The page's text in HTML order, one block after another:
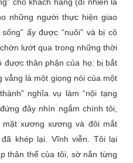
những người thực hiện giao
ấy được “nuôi” và bị cô
lướt qua trong những thời
được thân phận của họ: bị bắt
là một giọng nói của một
nghĩa vụ làm “nội tạng
đây nhìn ngắm chính tôi,
xương xương và đôi mắt
khép lại. Vĩnh viễn. Tôi lại
thân thể của tôi, sờ nắn từng